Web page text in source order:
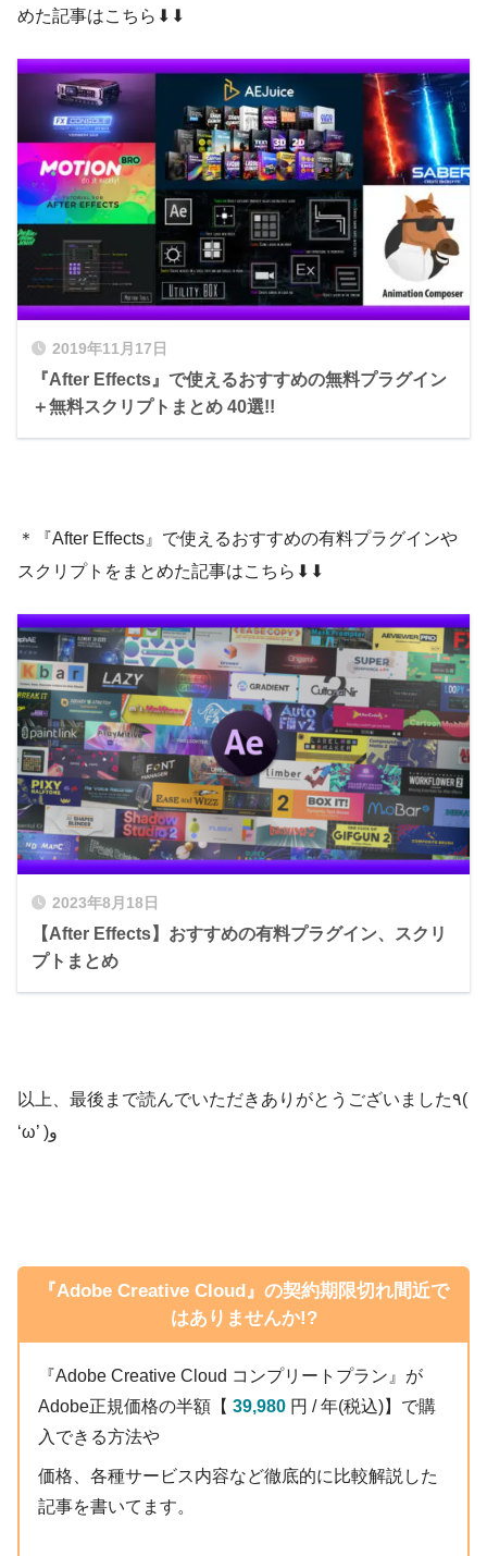
めた記事はこちら⬇︎⬇︎
2019年11月17日
『After Effects』で使えるおすすめの無料プラグイン
＋無料スクリプトまとめ 40選!!
＊『After Effects』で使えるおすすめの有料プラグインや
スクリプトをまとめた記事はこちら⬇︎⬇︎
2023年8月18日
【After Effects】おすすめの有料プラグイン、スクリ
プトまとめ
以上、最後まで読んでいただきありがとうございました٩(
‘ω’ )و
『Adobe Creative Cloud』の契約期限切れ間近で
はありませんか!?
『Adobe Creative Cloud コンプリートプラン』が
Adobe正規価格の半額【 39,980 円 / 年(税込)】で購
入できる方法や
価格、各種サービス内容など徹底的に比較解説した
記事を書いてます。